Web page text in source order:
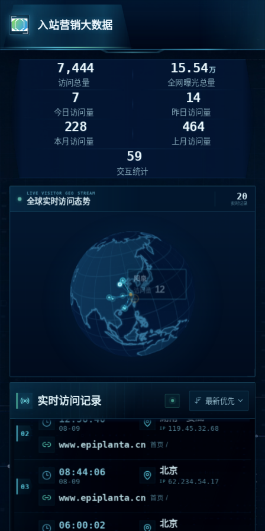
入站营销大数据
7,444
访问总量
15.54万
全网曝光总量
7
今日访问量
14
昨日访问量
228
本月访问量
464
上月访问量
59
交互统计
LIVE VISITOR GEO STREAM
全球实时访问态势 20
实时记录
北京
访问量 12
实时访问记录
epiplanta.cn 首页 /
08-09
湖南 · 娄底
IP 119.45.32.68
08-09
北京
IP 62.234.54.17
08-09
北京
IP 123.127.101.239